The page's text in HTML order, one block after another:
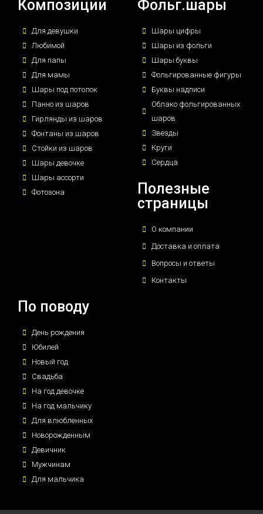
Композиции
Для девушки
Любимой
Для папы
Для мамы
Шары под потолок
Панно из шаров
Гирлянды из шаров
Фонтаны из шаров
Стойки из шаров
Шары девочке
Шары ассорти
Фотозона
Фольг.шары
Шары цифры
Шары из фольги
Шары буквы
Фольгированные фигуры
Буквы надписи
Облако фольгированных
шаров
Звезды
Круги
Сердца
Полезные
страницы
О компании
Доставка и оплата
Вопросы и ответы
Контакты
По поводу
День рождения
Юбилей
Новый год
Свадьба
На год девочке
На год мальчику
Для влюбленных
Новорожденным
Девичник
Мужчинам
Для мальчика